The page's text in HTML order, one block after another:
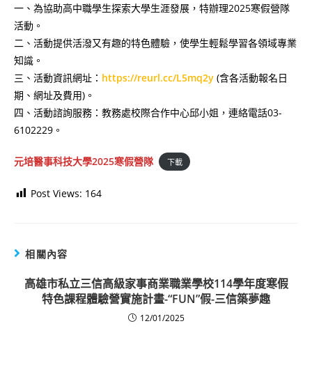
一、為協助高中職學生探索大學生涯發展，特辦理2025寒假營隊
活動。
二、活動提供活潑又有趣的特色體驗，使學生輕鬆學習各領域專業
知識。
三、活動資訊網址： https://reurl.cc/L5mq2y (含各活動報名日
期、網址及費用)。
四、活動諮詢服務：教務處校際合作中心邱小姐，連絡電話03-
6102229。
元培醫事科技大學2025寒假營隊 下載
Post Views: 164
相關內容
高雄市私立三信高級家事商業職業學校114學年度寒假
特色課程體驗營實施計畫-“FUN”假-三信築夢趣
12/01/2025